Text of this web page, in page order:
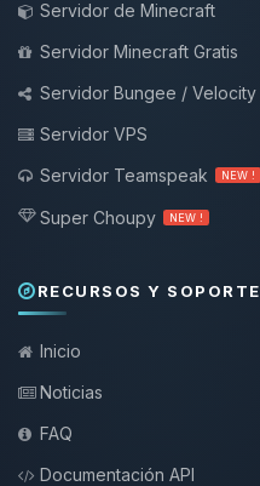
Servidor de Minecraft
Servidor Minecraft Gratis
Servidor Bungee / Velocity
Servidor VPS
Servidor Teamspeak
NEW !
Super Choupy NEW !
RECURSOS Y SOPORTE
Inicio
Noticias
FAQ
Documentación API